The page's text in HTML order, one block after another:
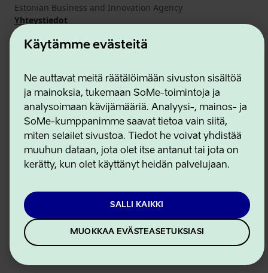
Käytämme evästeitä
Ne auttavat meitä räätälöimään sivuston sisältöä
ja mainoksia, tukemaan SoMe-toimintoja ja
analysoimaan kävijämääriä. Analyysi-, mainos- ja
SoMe-kumppanimme saavat tietoa vain siitä,
miten selailet sivustoa. Tiedot he voivat yhdistää
muuhun dataan, jota olet itse antanut tai jota on
kerätty, kun olet käyttänyt heidän palvelujaan.
SALLI KAIKKI
MUOKKAA EVÄSTEASETUKSIASI
Estonian Business and Innovation Agency
Yhteystiedot
Yhteistyökumppanit
Käyttöehdot